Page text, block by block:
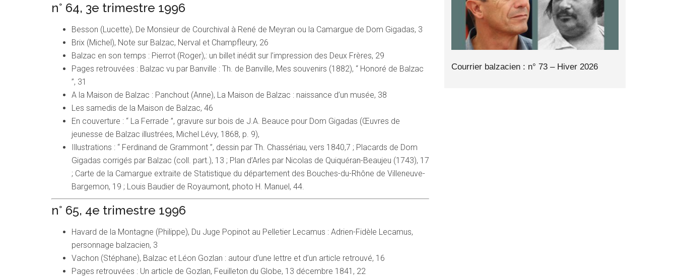
n° 64, 3e trimestre 1996
Besson (Lucette), De Monsieur de Courchival à René de Meyran ou la Camargue de Dom Gigadas, 3
Brix (Michel), Note sur Balzac, Nerval et Champfleury, 26
Balzac en son temps : Pierrot (Roger),: un billet inédit sur l’impression des Deux Frères, 29
Pages retrouvées : Balzac vu par Banville : Th. de Banville, Mes souvenirs (1882), “ Honoré de Balzac
”, 31
A la Maison de Balzac : Panchout (Anne), La Maison de Balzac : naissance d’un musée, 38
Les samedis de la Maison de Balzac, 46
En couverture : “ La Ferrade ”, gravure sur bois de J.A. Beauce pour Dom Gigadas (Œuvres de
jeunesse de Balzac illustrées, Michel Lévy, 1868, p. 9),
Illustrations : “ Ferdinand de Grammont ”, dessin par Th. Chassériau, vers 1840,7 ; Placards de Dom
Gigadas corrigés par Balzac (coll. part.), 13 ; Plan d’Arles par Nicolas de Quiquéran-Beaujeu (1743), 17
; Carte de la Camargue extraite de Statistique du département des Bouches-du-Rhône de Villeneuve-
Bargemon, 19 ; Louis Baudier de Royaumont, photo H. Manuel, 44.
n° 65, 4e trimestre 1996
Havard de la Montagne (Philippe), Du Juge Popinot au Pelletier Lecamus : Adrien-Fidèle Lecamus,
personnage balzacien, 3
Vachon (Stéphane), Balzac et Léon Gozlan : autour d’une lettre et d’un article retrouvé, 16
Pages retrouvées : Un article de Gozlan, Feuilleton du Globe, 13 décembre 1841, 22
Courrier balzacien : n° 73 – Hiver 2026